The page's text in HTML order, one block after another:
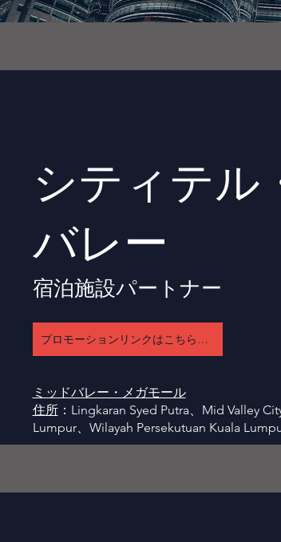
シティテル
バレー
宿泊施設パートナー
プロモーションリンクはこちらをタップしてください
ミッドバレー・メガモール
住所：Lingkaran Syed Putra、Mid Valley
Lumpur、Wilayah Persekutuan Kuala